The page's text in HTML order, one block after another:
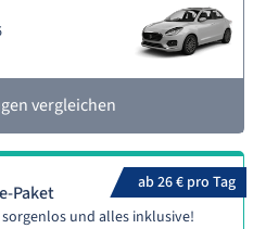
vergleichen
ab 26 € pro Tag
Paket
und alles inklusive!